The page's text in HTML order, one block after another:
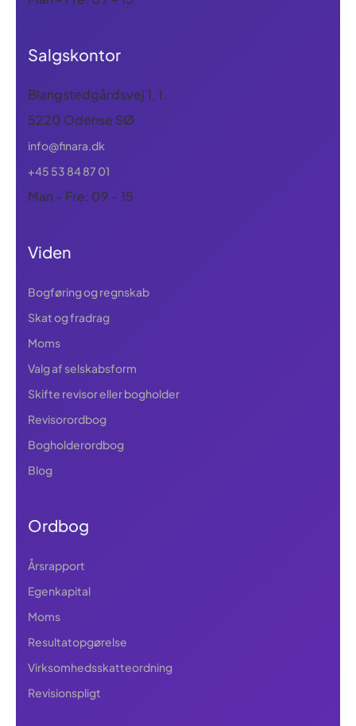
Salgskontor
Blangstedgårdsvej 1, 1.
5220 Odense SØ
info@finara.dk
+45 53 84 87 01
Man - Fre: 09 - 15
Viden
Bogføring og regnskab
Skat og fradrag
Moms
Valg af selskabsform
Skifte revisor eller bogholder
Revisorordbog
Bogholderordbog
Blog
Ordbog
Årsrapport
Egenkapital
Moms
Resultatopgørelse
Virksomhedsskatteordning
Revisionspligt